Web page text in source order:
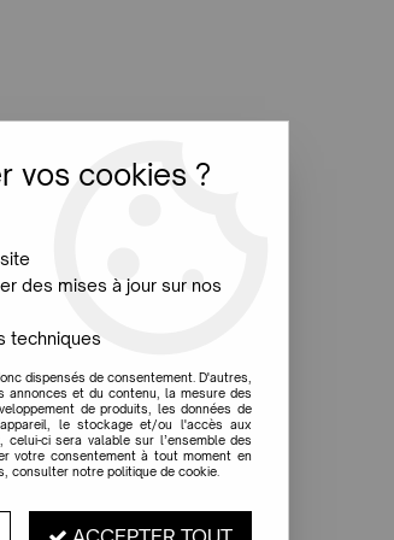
PROMO NEW
vos cookies ?
des mises à jour sur nos
techniques
dispensés de consentement. D'autres,
annonces et du contenu, la mesure des
de produits, les données de
le stockage et/ou l'accès aux
ci sera valable sur l’ensemble des
votre consentement à tout moment en
consulter notre politique de cookie.